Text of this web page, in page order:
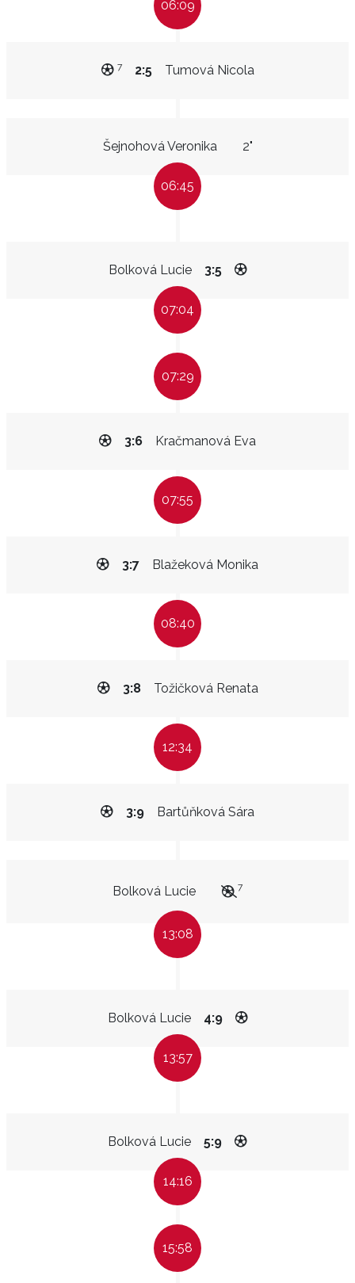
06:09
Tumová Nicola
2:5
7
Šejnohová Veronika 2"
06:45
Bolková Lucie 3:5
07:04
07:29
Kračmanová Eva
3:6
07:55
Blažeková Monika
3:7
08:40
Tožičková Renata
3:8
12:34
Bartůňková Sára
3:9
Bolková Lucie 7
13:08
Bolková Lucie 4:9
13:57
Bolková Lucie 5:9
14:16
15:58